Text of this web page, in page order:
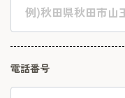
電話番号